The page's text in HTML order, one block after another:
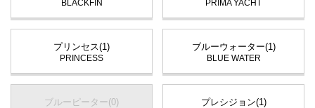
BLACKFIN PRIMA YACHT
プリンセス(1)
PRINCESS
ブルーウォーター(1)
BLUE WATER
ブルーピーター(0) プレシジョン(1)